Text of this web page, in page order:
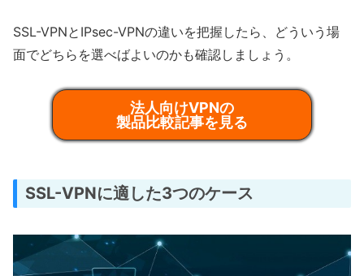
SSL-VPNとIPsec-VPNの違いを把握したら、どういう場
面でどちらを選べばよいのかも確認しましょう。
法人向けVPNの
製品比較記事を見る
SSL-VPNに適した3つのケース